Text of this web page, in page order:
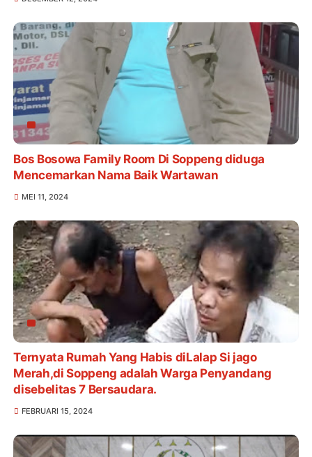
Bos Bosowa Family Room Di Soppeng diduga
Mencemarkan Nama Baik Wartawan
MEI 11, 2024
Ternyata Rumah Yang Habis diLalap Si jago
Merah,di Soppeng adalah Warga Penyandang
disebelitas 7 Bersaudara.
FEBRUARI 15, 2024